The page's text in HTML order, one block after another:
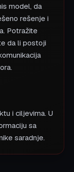
model, da
rešenje i
Potražite
da li postoji
i ciljevima. U
sa
saradnje.